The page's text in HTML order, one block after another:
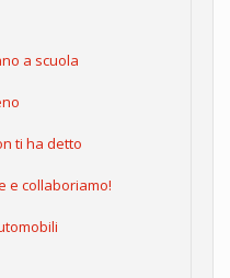
a scuola
ti ha detto
e collaboriamo!